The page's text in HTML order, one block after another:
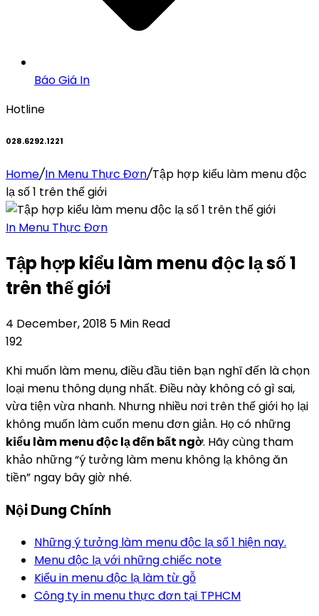
Báo Giá In
Hotline
028.6292.1221
Home/In Menu Thực Đơn/Tập hợp kiểu làm menu độc
lạ số 1 trên thế giới
In Menu Thực Đơn
Tập hợp kiểu làm menu độc lạ số 1
trên thế giới
4 December, 2018 5 Min Read
192
Khi muốn làm menu, điều đầu tiên bạn nghĩ đến là chọn
loại menu thông dụng nhất. Điều này không có gì sai,
vừa tiện vừa nhanh. Nhưng nhiều nơi trên thế giới họ lại
không muốn làm cuốn menu đơn giản. Họ có những
kiểu làm menu độc lạ đến bất ngờ. Hãy cùng tham
khảo những “ý tưởng làm menu không lạ không ăn
tiền” ngay bây giờ nhé.
Nội Dung Chính
Những ý tưởng làm menu độc lạ số 1 hiện nay.
Menu độc lạ với những chiếc note
Kiểu in menu độc lạ làm từ gỗ
Công ty in menu thực đơn tại TPHCM